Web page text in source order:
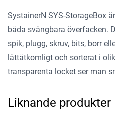
SystainerN SYS-StorageBox
båda svängbara överfacken.
spik, plugg, skruv, bits, borr
lättåtkomligt och sorterat i
transparenta locket ser man
Liknande produkter